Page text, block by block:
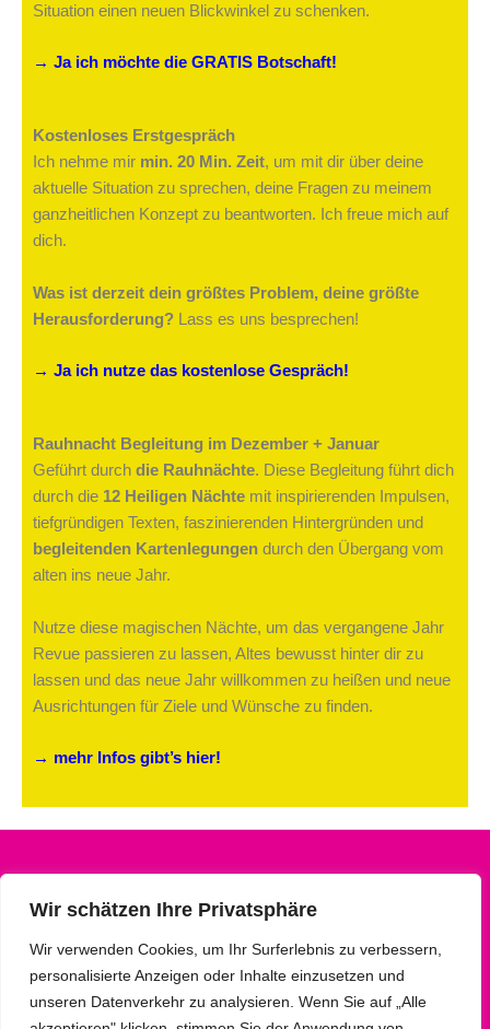
Wir schätzen Ihre Privatsphäre
Wir verwenden Cookies, um Ihr Surferlebnis zu verbessern,
personalisierte Anzeigen oder Inhalte einzusetzen und
unseren Datenverkehr zu analysieren. Wenn Sie auf „Alle
Situation einen neuen Blickwinkel zu schenken.
→ Ja ich möchte die GRATIS Botschaft!
Kostenloses Erstgespräch
Ich nehme mir min. 20 Min. Zeit, um mit dir über deine
aktuelle Situation zu sprechen, deine Fragen zu meinem
ganzheitlichen Konzept zu beantworten. Ich freue mich auf
dich.
Was ist derzeit dein größtes Problem, deine größte
Herausforderung? Lass es uns besprechen!
→ Ja ich nutze das kostenlose Gespräch!
Rauhnacht Begleitung im Dezember + Januar
Geführt durch die Rauhnächte. Diese Begleitung führt dich
durch die 12 Heiligen Nächte mit inspirierenden Impulsen,
tiefgründigen Texten, faszinierenden Hintergründen und
begleitenden Kartenlegungen durch den Übergang vom
alten ins neue Jahr.
Nutze diese magischen Nächte, um das vergangene Jahr
Revue passieren zu lassen, Altes bewusst hinter dir zu
lassen und das neue Jahr willkommen zu heißen und neue
Ausrichtungen für Ziele und Wünsche zu finden.
→ mehr Infos gibt’s hier!
Datenschutz
Kontakt
www.einfach-sein.online
Copyright © 2026 Michaela Kerscher